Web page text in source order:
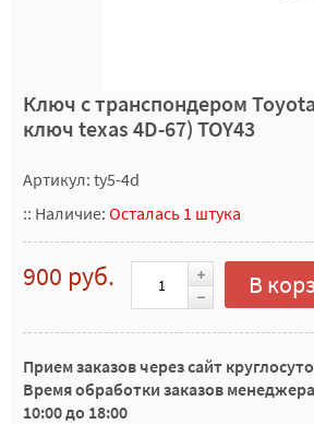
Ключ с транспондером
ключ texas 4D-67) TOY43
Артикул: ty5-4d
:: Наличие: Осталась 1 штука
900 руб. В
Прием заказов через сайт
Время обработки заказов
10:00 до 18:00